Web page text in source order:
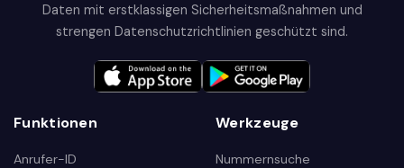
Daten mit erstklassigen Sicherheitsmaßnahmen und
strengen Datenschutzrichtlinien geschützt sind.
Funktionen
Anrufer-ID
Werkzeuge
Nummernsuche